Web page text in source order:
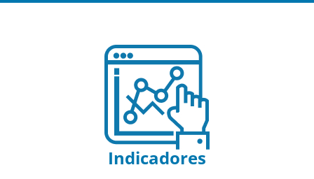
Indicadores